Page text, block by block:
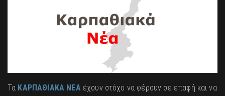
Τα ΚΑΡΠΑΘΙΑΚΑ ΝΕΑέχουν στόχο να φέρουν σε επαφή και να